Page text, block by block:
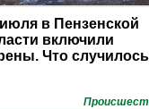
в Пензенской
включили
Что